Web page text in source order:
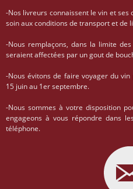
-Nos livreurs connaissent le vin et
soin aux conditions de transport et de
-Nous remplaçons, dans la limite
seraient affectées par un gout de
-Nous évitons de faire voyager du
15 juin au 1er septembre.
-Nous sommes à votre disposition
engageons à vous répondre dans
téléphone.